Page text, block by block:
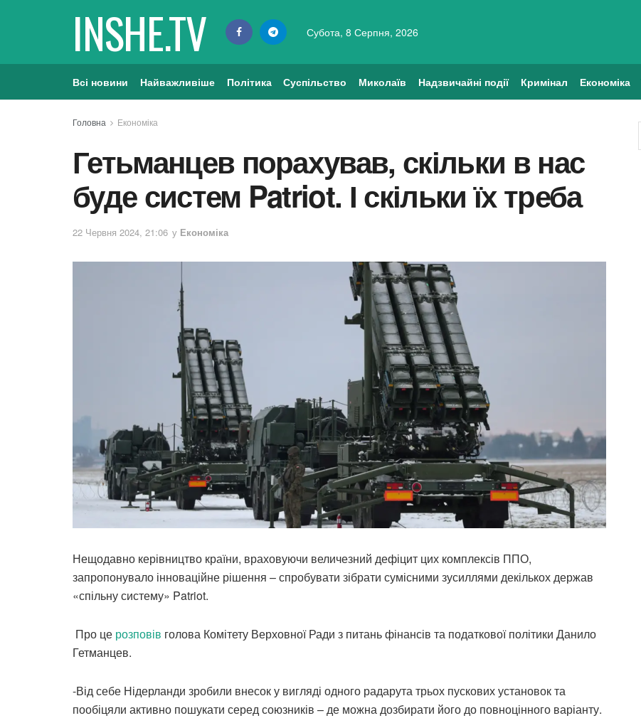
INSHE.TV Субота, 8 Серпня, 2026
Всі новини Найважливіше Політика Суспільство Миколаїв Надзвичайні події Кримінал Економіка
Головна Економіка
Гетьманцев порахував, скільки в нас
буде систем Patriot. І скільки їх треба
22 Червня 2024, 21:06 у Економіка
Нещодавно керівництво країни, враховуючи величезний дефіцит цих комплексів ППО,
запропонувало інноваційне рішення – спробувати зібрати сумісними зусиллями декількох держав
«спільну систему» Patriot.
Про це розповів голова Комітету Верховної Ради з питань фінансів та податкової політики Данило
Гетманцев.
-Від себе Нідерланди зробили внесок у вигляді одного радарута трьох пускових установок та
пообіцяли активно пошукати серед союзників – де можна дозбирати його до повноцінного варіанту.